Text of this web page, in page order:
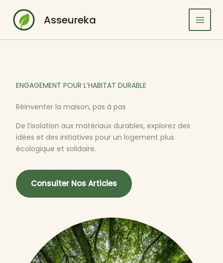
contenu
Asseureka
ENGAGEMENT POUR L’HABITAT DURABLE
Réinventer la maison, pas à pas
De l’isolation aux matériaux durables, explorez des
idées et des initiatives pour un logement plus
écologique et solidaire.
Consulter Nos Articles